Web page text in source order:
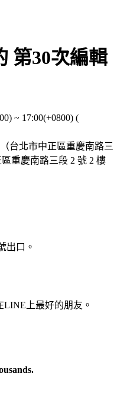
第30次編輯
~ 17:00(+0800) (
台北市中正區重慶南路三
重慶南路三段 2 號 2 樓
出口。
LINE上最好的朋友。